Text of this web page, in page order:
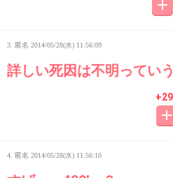
3. 匿名 2014/05/28(水) 11:56:09
詳しい死因は不明ってい
4. 匿名 2014/05/28(水) 11:56:10